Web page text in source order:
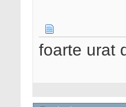
foarte urat